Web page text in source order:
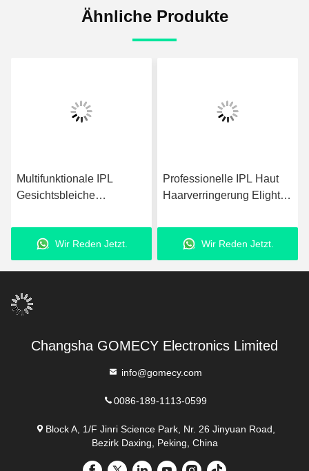
Ähnliche Produkte
Multifunktionale IPL
Gesichtsbleiche
Maschine für
Haarentfernung und
Hautverjüngung
Wir Reden Jetzt.
Professionelle IPL Haut
Haarverringerung Elight
Pigmententfernung
Wir Reden Jetzt.
Changsha GOMECY Electronics Limited
info@gomecy.com
0086-189-1113-0599
Block A, 1/F Jinri Science Park, Nr. 26 Jinyuan Road,
Bezirk Daxing, Peking, China